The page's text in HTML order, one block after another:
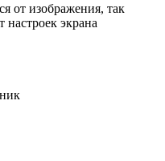
от изображения, так
настроек экрана